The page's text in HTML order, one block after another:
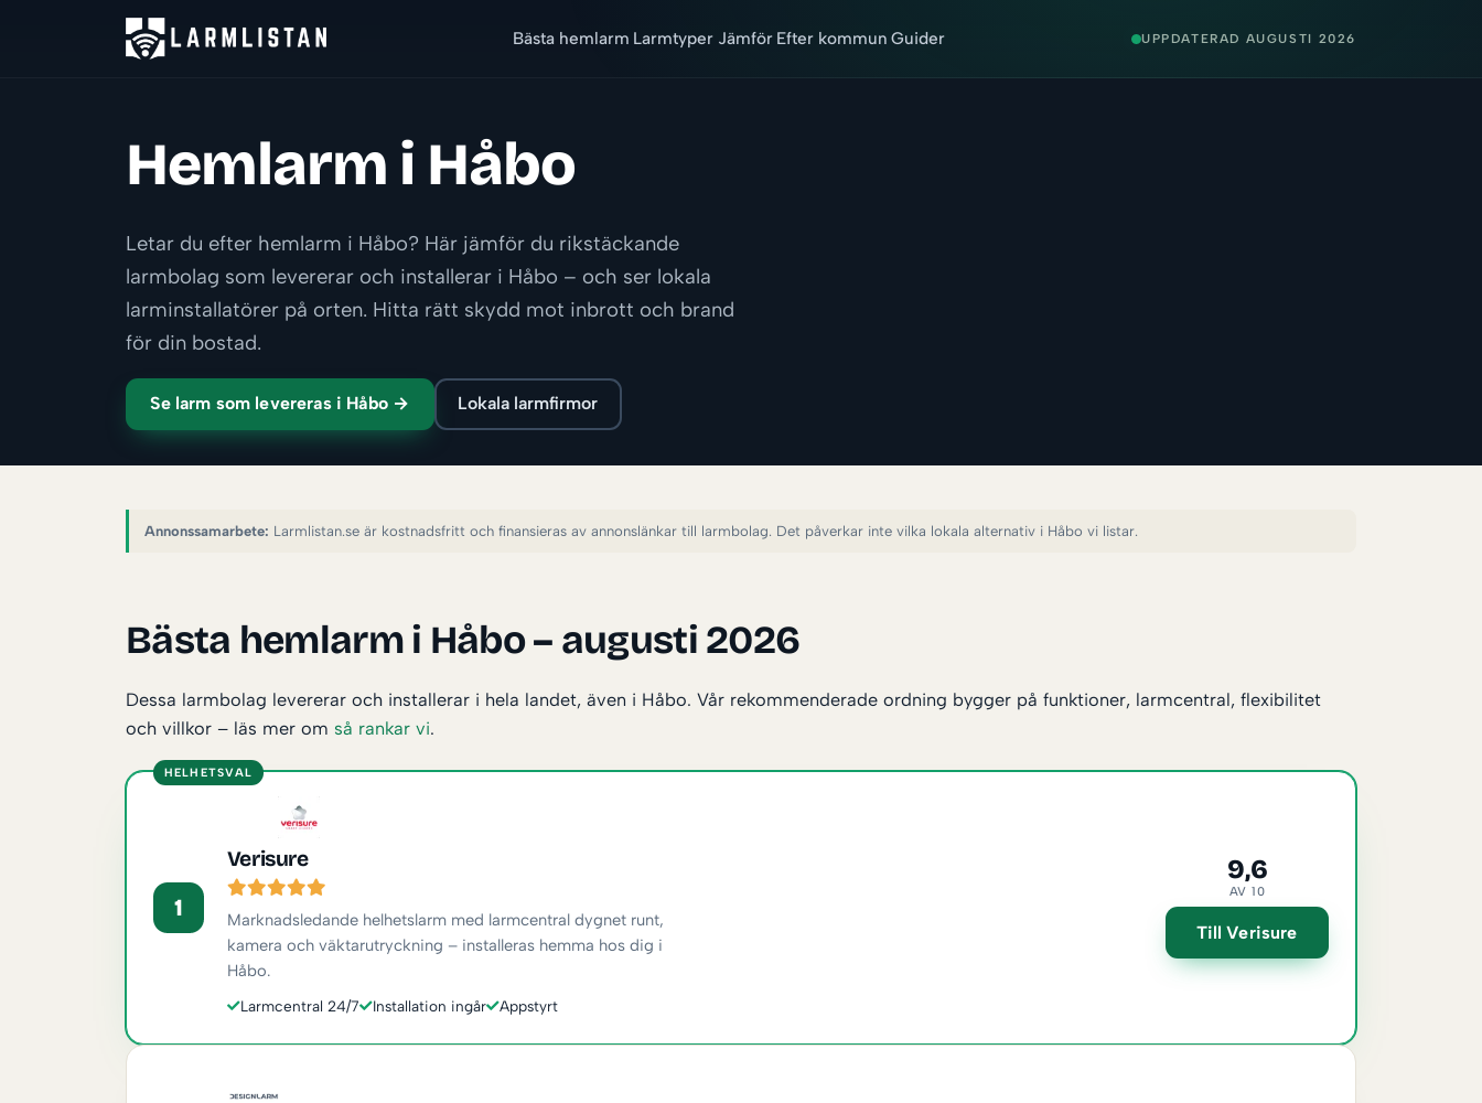
Bästa hemlarm Larmtyper Jämför Efter kommun Guider UPPDATERAD AUGUSTI 2026
Hemlarm i Håbo
Letar du efter hemlarm i Håbo? Här jämför du rikstäckande
larmbolag som levererar och installerar i Håbo – och ser lokala
larminstallatörer på orten. Hitta rätt skydd mot inbrott och brand
för din bostad.
Se larm som levereras i Håbo → Lokala larmfirmor
Annonssamarbete: Larmlistan.se är kostnadsfritt och finansieras av annonslänkar till larmbolag. Det påverkar inte vilka lokala alternativ i Håbo vi listar.
Bästa hemlarm i Håbo – augusti 2026
Dessa larmbolag levererar och installerar i hela landet, även i Håbo. Vår rekommenderade ordning bygger på funktioner, larmcentral, flexibilitet
och villkor – läs mer om så rankar vi.
HELHETSVAL
1
Verisure
Marknadsledande helhetslarm med larmcentral dygnet runt,
kamera och väktarutryckning – installeras hemma hos dig i
Håbo.
Larmcentral 24/7 Installation ingår Appstyrt
9,6
AV 10
Till Verisure